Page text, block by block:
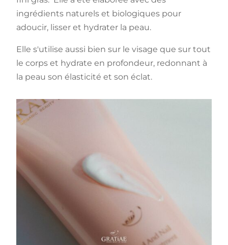
ingrédients naturels et biologiques pour
adoucir, lisser et hydrater la peau.
Elle s'utilise aussi bien sur le visage que sur tout
le corps et hydrate en profondeur, redonnant à
la peau son élasticité et son éclat.